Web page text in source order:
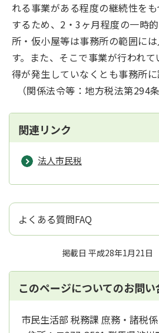
れる事業がある程度の継続性を
するため、2・3ヶ月程度の一時
所・仮小屋等は事務所の範囲に
す。また、そこで事業が行われ
得が発生していなくとも事務所に
（関係法令等：地方税法第294
関連リンク
法人市民税
よくある質問FAQ
掲載日 平成28年1月21日
このページについてのお問い
市民生活部 税務課 庶務・諸税係